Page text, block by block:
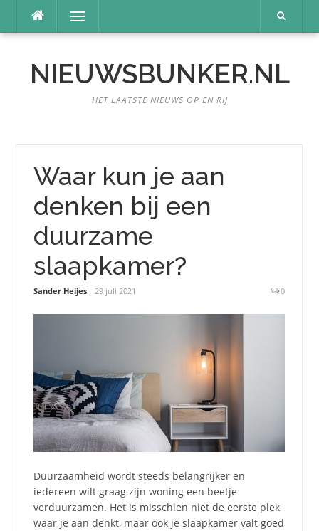
inhoud
Menu
NIEUWSBUNKER.NL
HET LAATSTE NIEUWS OP EN RIJ
Waar kun je aan
denken bij een
duurzame
slaapkamer?
Sander Heijes 29 juli 2021 0
Duurzaamheid wordt steeds belangrijker en
iedereen wilt graag zijn woning een beetje
verduurzamen. Het is misschien niet de eerste plek
waar je aan denkt, maar ook je slaapkamer valt goed